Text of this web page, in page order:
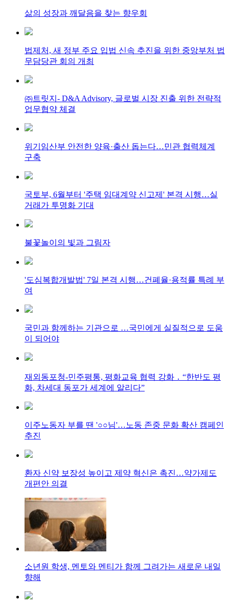
삶의 성장과 깨달음을 찾는 향우회
법제처, 새 정부 주요 입법 신속 추진을 위한 중앙부처 법
무담당관 회의 개최
㈜트릿지- D&A Advisory, 글로벌 시장 진출 위한 전략적
업무협약 체결
위기임산부 안전한 양육·출산 돕는다…민관 협력체계
구축
국토부, 6월부터 '주택 임대계약 신고제' 본격 시행…실
거래가 투명화 기대
불꽃놀이의 빛과 그림자
'도심복합개발법' 7일 본격 시행…건폐율·용적률 특례 부
여
국민과 함께하는 기관으로 …국민에게 실질적으로 도움
이 되어야
재외동포청-민주평통, 평화교육 협력 강화 ․ “한반도 평
화, 차세대 동포가 세계에 알리다”
이주노동자 부를 땐 '○○님'…노동 존중 문화 확산 캠페인
추진
환자 신약 보장성 높이고 제약 혁신은 촉진…약가제도
개편안 의결
소년원 학생, 멘토와 멘티가 함께 그려가는 새로운 내일
향해